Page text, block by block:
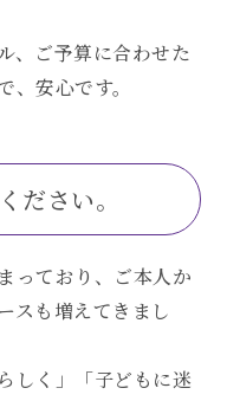
、ご予算に合わせた
安心です。
ださい。
っており、ご本人か
スも増えてきまし
しく」「子どもに迷